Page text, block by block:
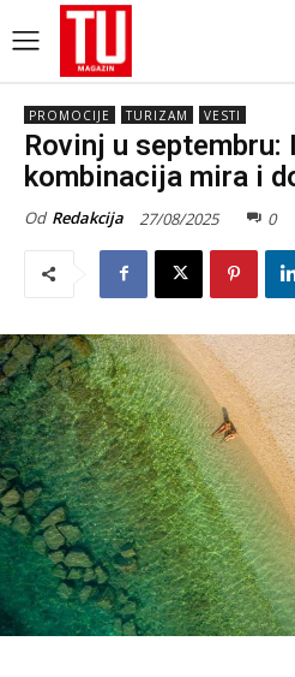
PROMOCIJE TURIZAM VESTI
Rovinj u septembru:
kombinacija mira i
Od Redakcija 27/08/2025 0